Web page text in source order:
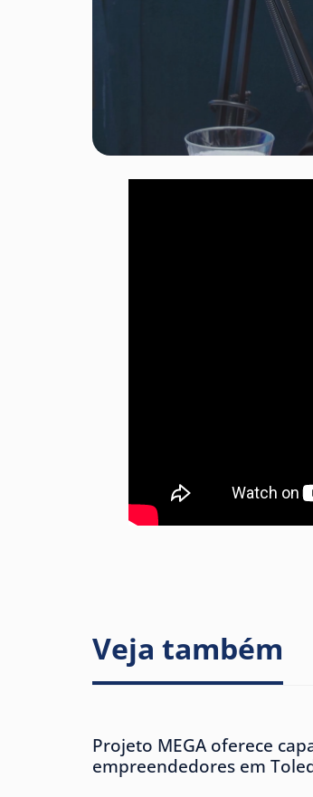
Veja também
Projeto MEGA oferece
empreendedores em